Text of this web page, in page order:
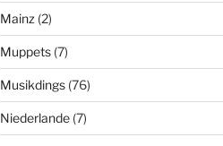
Mainz (2)
Muppets(7)
Musikdings(76)
Niederlande(7)